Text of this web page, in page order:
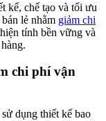
kế, chế tạo và tối ưu
lẻ nhằm giảm chi
tính bền vững và
chi phí vận
dụng thiết kế bao